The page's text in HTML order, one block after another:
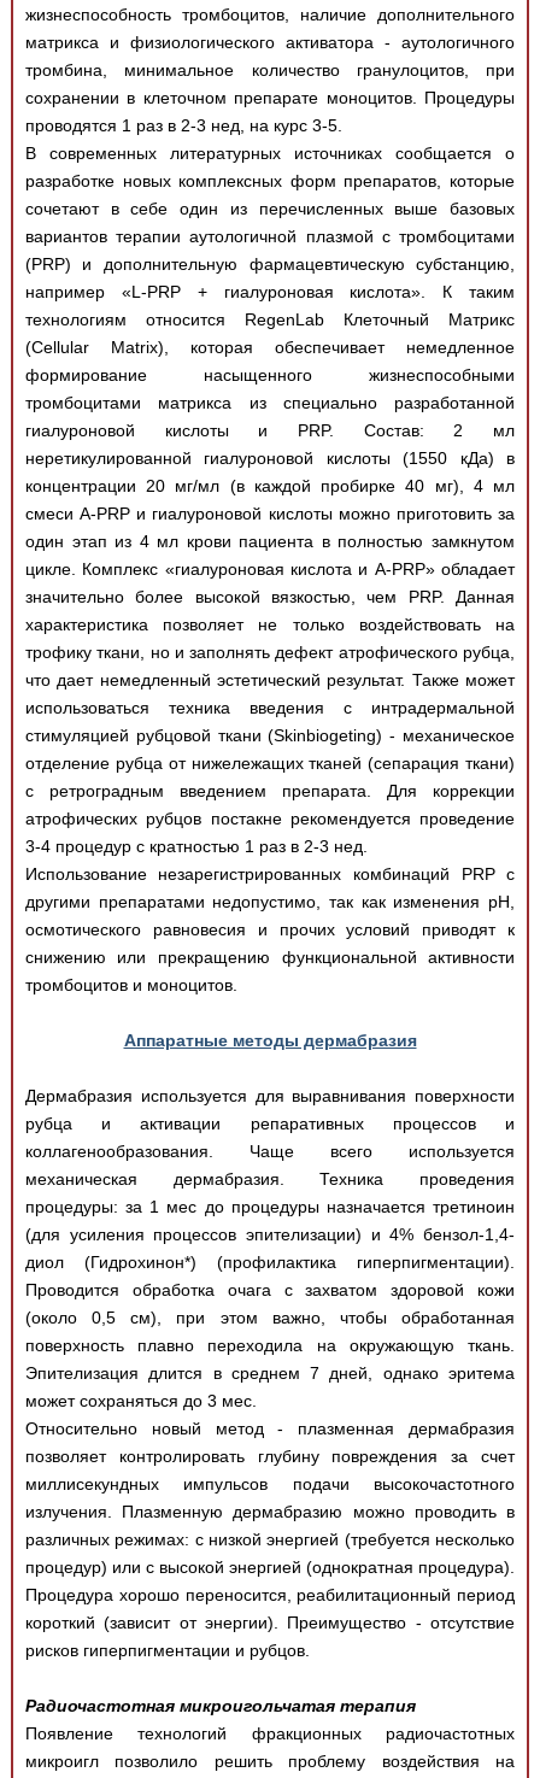
жизнеспособность тромбоцитов, наличие дополнительного
матрикса и физиологического активатора - аутологичного
тромбина, минимальное количество гранулоцитов, при
сохранении в клеточном препарате моноцитов. Процедуры
проводятся 1 раз в 2-3 нед, на курс 3-5.
В современных литературных источниках сообщается о
разработке новых комплексных форм препаратов, которые
сочетают в себе один из перечисленных выше базовых
вариантов терапии аутологичной плазмой с тромбоцитами
(PRP) и дополнительную фармацевтическую субстанцию,
например «L-PRP + гиалуроновая кислота». К таким
технологиям относится RegenLab Клеточный Матрикс
(Cellular Matrix), которая обеспечивает немедленное
формирование насыщенного жизнеспособными
тромбоцитами матрикса из специально разработанной
гиалуроновой кислоты и PRP. Состав: 2 мл
неретикулированной гиалуроновой кислоты (1550 кДа) в
концентрации 20 мг/мл (в каждой пробирке 40 мг), 4 мл
смеси A-PRP и гиалуроновой кислоты можно приготовить за
один этап из 4 мл крови пациента в полностью замкнутом
цикле. Комплекс «гиалуроновая кислота и A-PRP» обладает
значительно более высокой вязкостью, чем PRP. Данная
характеристика позволяет не только воздействовать на
трофику ткани, но и заполнять дефект атрофического рубца,
что дает немедленный эстетический результат. Также может
использоваться техника введения с интрадермальной
стимуляцией рубцовой ткани (Skinbiogeting) - механическое
отделение рубца от нижележащих тканей (сепарация ткани)
с ретроградным введением препарата. Для коррекции
атрофических рубцов постакне рекомендуется проведение
3-4 процедур с кратностью 1 раз в 2-3 нед.
Использование незарегистрированных комбинаций PRP c
другими препаратами недопустимо, так как изменения pH,
осмотического равновесия и прочих условий приводят к
снижению или прекращению функциональной активности
тромбоцитов и моноцитов.
Аппаратные методы дермабразия
Дермабразия используется для выравнивания поверхности
рубца и активации репаративных процессов и
коллагенообразования. Чаще всего используется
механическая дермабразия. Техника проведения
процедуры: за 1 мес до процедуры назначается третиноин
(для усиления процессов эпителизации) и 4% бензол-1,4-
диол (Гидрохинон*) (профилактика гиперпигментации).
Проводится обработка очага с захватом здоровой кожи
(около 0,5 см), при этом важно, чтобы обработанная
поверхность плавно переходила на окружающую ткань.
Эпителизация длится в среднем 7 дней, однако эритема
может сохраняться до 3 мес.
Относительно новый метод - плазменная дермабразия
позволяет контролировать глубину повреждения за счет
миллисекундных импульсов подачи высокочастотного
излучения. Плазменную дермабразию можно проводить в
различных режимах: с низкой энергией (требуется несколько
процедур) или с высокой энергией (однократная процедура).
Процедура хорошо переносится, реабилитационный период
короткий (зависит от энергии). Преимущество - отсутствие
рисков гиперпигментации и рубцов.
Радиочастотная микроигольчатая терапия
Появление технологий фракционных радиочастотных
микроигл позволило решить проблему воздействия на